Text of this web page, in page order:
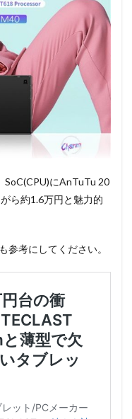
SoC(CPU)にAnTuTu 20
ら約1.6万円と魅力的
参考にしてください。